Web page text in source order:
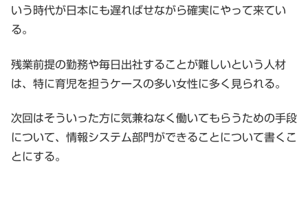
いう時代が日本にも遅ればせながら確実にやって来てい
る。
残業前提の勤務や毎日出社することが難しいという人材
は、特に育児を担うケースの多い女性に多く見られる。
次回はそういった方に気兼ねなく働いてもらうための手段
について、情報システム部門ができることについて書くこ
とにする。